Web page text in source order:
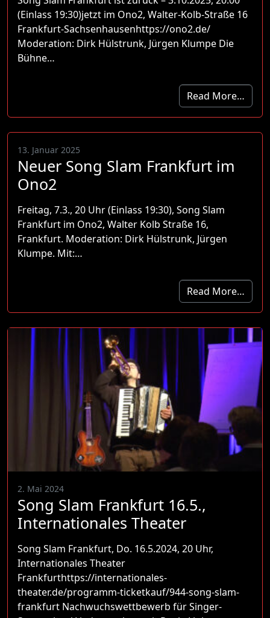
(Einlass 19:30)jetzt im Ono2, Walter-Kolb-Straße 16
Frankfurt-Sachsenhausenhttps://ono2.de/
Moderation: Dirk Hülstrunk, Jürgen Klumpe Die
Bühne…
Read More…
13. Januar 2025
Neuer Song Slam Frankfurt im
Ono2
Freitag, 7.3., 20 Uhr (Einlass 19:30), Song Slam
Frankfurt im Ono2, Walter Kolb Straße 16,
Frankfurt. Moderation: Dirk Hülstrunk, Jürgen
Klumpe. Mit:…
Read More…
2. Mai 2024
Song Slam Frankfurt 16.5.,
Internationales Theater
Song Slam Frankfurt, Do. 16.5.2024, 20 Uhr,
Internationales Theater
Frankfurthttps://internationales-
theater.de/programm-ticketkauf/944-song-slam-
frankfurt Nachwuchswettbewerb für Singer-